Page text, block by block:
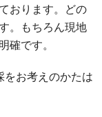
おります。どの
。もちろん現地
です。
お考えのかたは